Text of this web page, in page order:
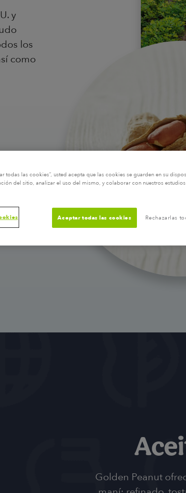
y
los
como
Golden Peanut
todas las cookies”, usted acepta que las cookies se guarden en su
del sitio, analizar el uso del mismo, y colaborar con nuestros
Rechazarlas
Aceptar todas las cookies